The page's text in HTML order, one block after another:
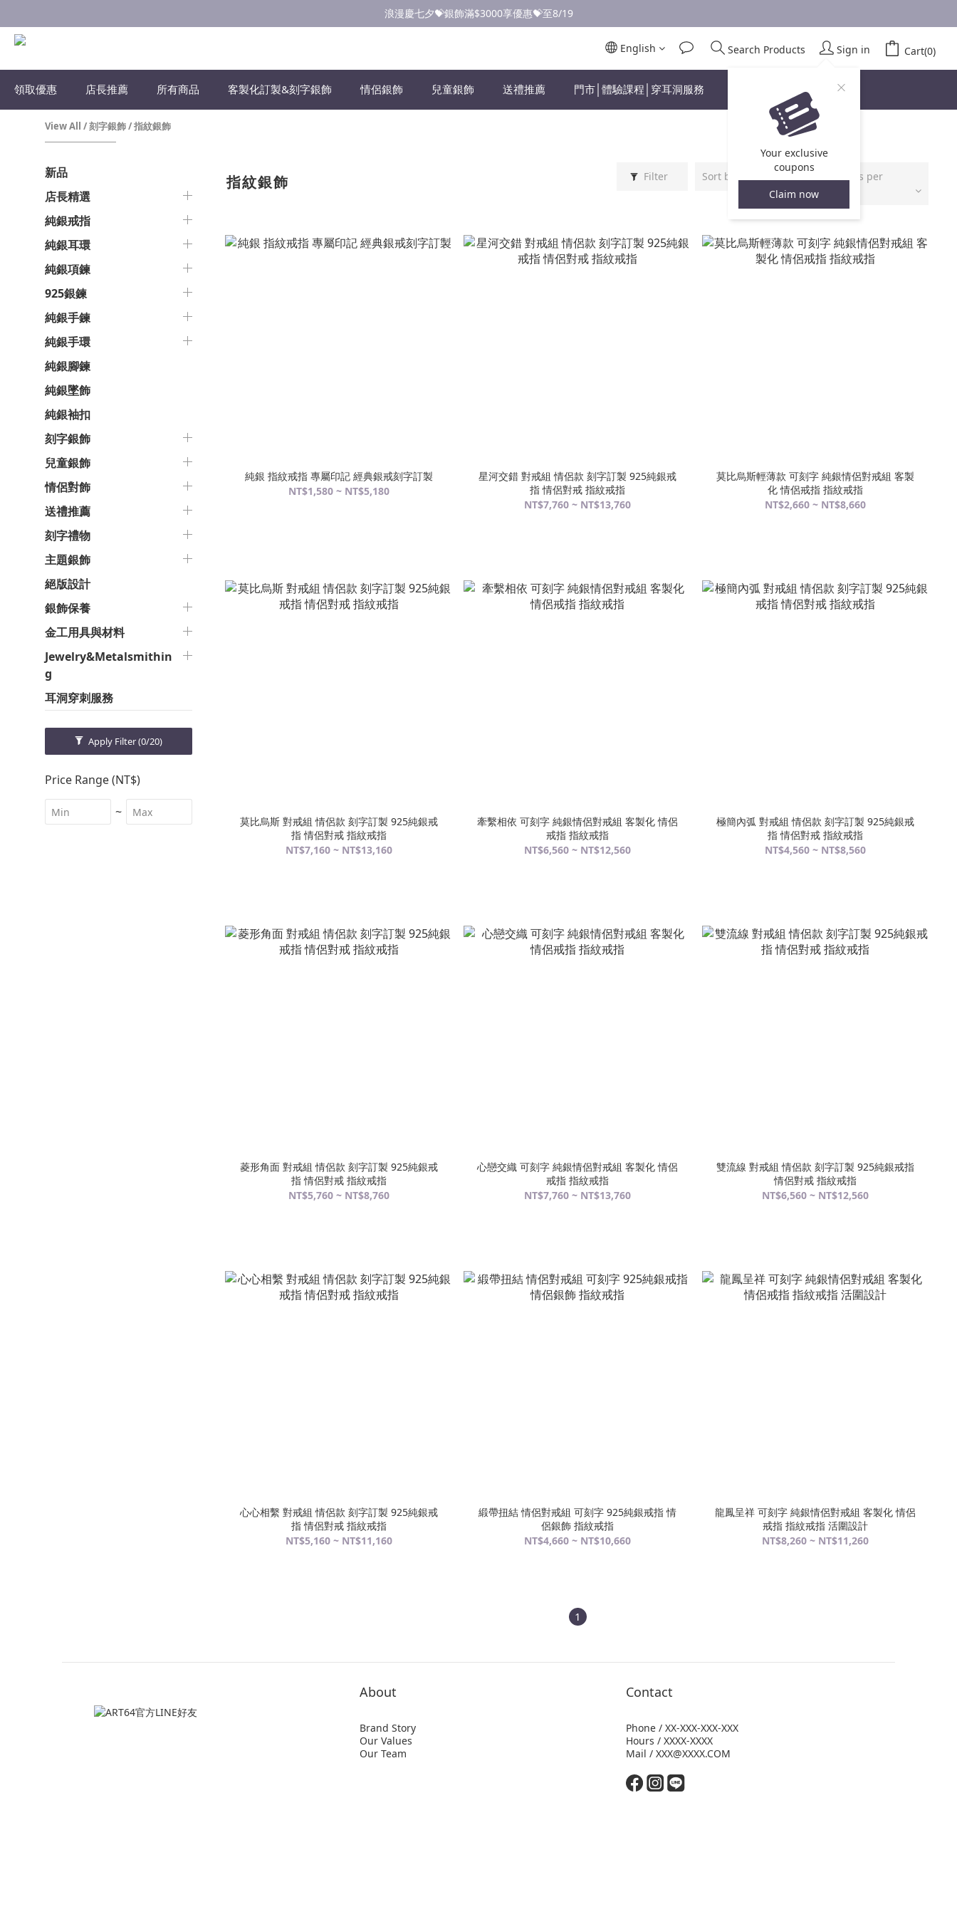
點此加入LINE✅好友領取首購優惠券
浪漫慶七夕💝銀飾滿$3000享優惠💝至8/19
English Search Products Sign in
Your exclusive
coupons
Claim now
Cart(0)
領取優惠 店長推薦 所有商品 客製化訂製&刻字銀飾 情侶銀飾 兒童銀飾 送禮推薦 門市│體驗課程│穿耳洞服務
View All /刻字銀飾/指紋銀飾
新品
店長精選
純銀戒指
純銀耳環
純銀項鍊
925銀鍊
純銀手鍊
純銀手環
純銀腳鍊
純銀墜飾
純銀袖扣
刻字銀飾
兒童銀飾
情侶對飾
送禮推薦
刻字禮物
主題銀飾
絕版設計
銀飾保養
金工用具與材料
Jewelry&Metalsmithin
g
耳洞穿刺服務
Apply Filter(0/20)
Price Range (NT$)
~
指紋銀飾 Filter Sort by
48 Items per
純銀 指紋戒指 專屬印記 經典銀戒刻字訂製
NT$1,580 ~ NT$5,180
星河交錯 對戒組 情侶款 刻字訂製 925純銀戒
指 情侶對戒 指紋戒指
NT$7,760 ~ NT$13,760
莫比烏斯輕薄款 可刻字 純銀情侶對戒組 客製
化 情侶戒指 指紋戒指
NT$2,660 ~ NT$8,660
莫比烏斯 對戒組 情侶款 刻字訂製 925純銀戒
指 情侶對戒 指紋戒指
NT$7,160 ~ NT$13,160
牽繫相依 可刻字 純銀情侶對戒組 客製化 情侶
戒指 指紋戒指
NT$6,560 ~ NT$12,560
極簡內弧 對戒組 情侶款 刻字訂製 925純銀戒
指 情侶對戒 指紋戒指
NT$4,560 ~ NT$8,560
菱形角面 對戒組 情侶款 刻字訂製 925純銀戒
指 情侶對戒 指紋戒指
NT$5,760 ~ NT$8,760
心戀交織 可刻字 純銀情侶對戒組 客製化 情侶
戒指 指紋戒指
NT$7,760 ~ NT$13,760
雙流線 對戒組 情侶款 刻字訂製 925純銀戒指
情侶對戒 指紋戒指
NT$6,560 ~ NT$12,560
心心相繫 對戒組 情侶款 刻字訂製 925純銀戒
指 情侶對戒 指紋戒指
NT$5,160 ~ NT$11,160
緞帶扭結 情侶對戒組 可刻字 925純銀戒指 情
侶銀飾 指紋戒指
NT$4,660 ~ NT$10,660
龍鳳呈祥 可刻字 純銀情侶對戒組 客製化 情侶
戒指 指紋戒指 活圍設計
NT$8,260 ~ NT$11,260
1
About
Brand Story
Our Values
Our Team
Contact
Phone / XX-XXX-XXX-XXX
Hours / XXXX-XXXX
Mail / XXX@XXXX.COM